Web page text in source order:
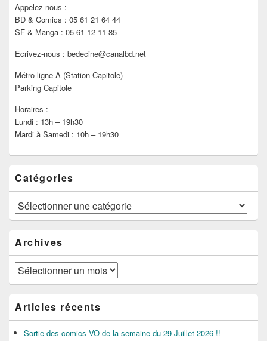
Appelez-nous :
BD & Comics : 05 61 21 64 44
SF & Manga : 05 61 12 11 85
Ecrivez-nous : bedecine@canalbd.net
Métro ligne A (Station Capitole)
Parking Capitole
Horaires :
Lundi : 13h – 19h30
Mardi à Samedi : 10h – 19h30
Catégories
Catégories
Archives
Archives
Articles récents
Sortie des comics VO de la semaine du 29 Juillet 2026 !!